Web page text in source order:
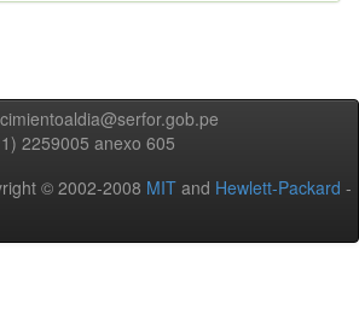
2259005 anexo 605
© 2002-2008 MIT and Hewlett-Packard -